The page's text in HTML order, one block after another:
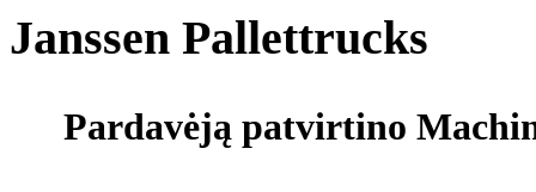
Janssen Pallettrucks
Pardavėją patvirtino